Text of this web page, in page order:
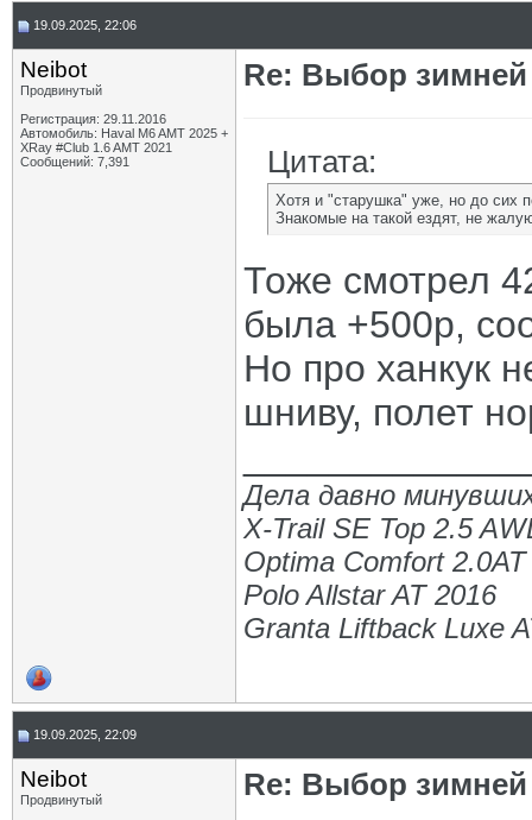
19.09.2025, 22:06
Neibot
Продвинутый
Регистрация: 29.11.2016
Автомобиль: Haval M6 AMT 2025 +
XRay #Club 1.6 AMT 2021
Сообщений: 7,391
Re: Выбор
Цитата:
Хотя и "старушка" уже, но до сих
Знакомые на такой ездят, не
Тоже смотрел
была +500р,
Но про ханкук
шниву, полет
Дела давно
X-Trail SE Top 2.5
Optima Comfort
Polo Allstar AT 2016
Granta Liftback Luxe
19.09.2025, 22:09
Neibot
Продвинутый
Re: Выбор